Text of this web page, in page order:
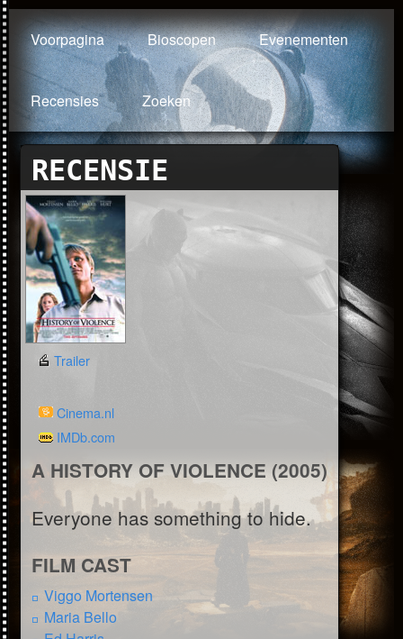
Voorpagina Bioscopen Evenementen
Recensies Zoeken
RECENSIE
Trailer
Cinema.nl
IMDb.com
A HISTORY OF VIOLENCE (2005)
Everyone has something to hide.
FILM CAST
Viggo Mortensen
Maria Bello